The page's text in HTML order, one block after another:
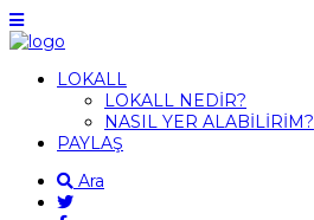
LOKALL
LOKALL NEDİR?
NASIL YER ALABİLİRİM?
PAYLAŞ
Ara